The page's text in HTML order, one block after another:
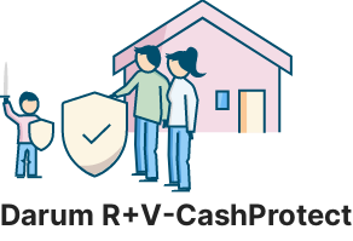
Darum R+V-CashProtect